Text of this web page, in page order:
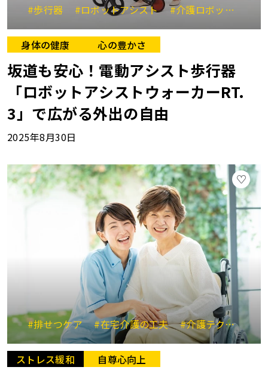
#歩行器 #ロボットアシスト #介護ロボット
身体の健康 心の豊かさ
坂道も安心！電動アシスト歩行器
「ロボットアシストウォーカーRT.
3」で広がる外出の自由
2025年8月30日
#排せつケア #在宅介護の工夫 #介護テクノロジー
ストレス緩和 自尊心向上